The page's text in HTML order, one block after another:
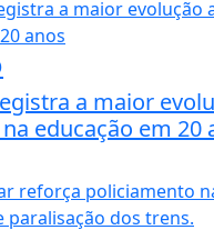
a maior
educação em 20